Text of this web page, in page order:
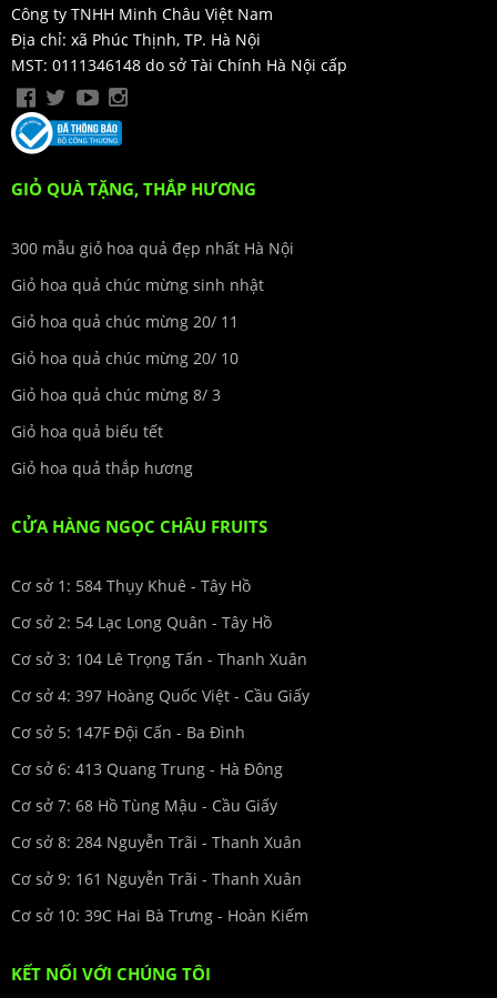
Công ty TNHH Minh Châu Việt Nam
Địa chỉ: xã Phúc Thịnh, TP. Hà Nội
MST: 0111346148 do sở Tài Chính Hà Nội cấp
GIỎ QUÀ TẶNG, THẮP HƯƠNG
300 mẫu giỏ hoa quả đẹp nhất Hà Nội
Giỏ hoa quả chúc mừng sinh nhật
Giỏ hoa quả chúc mừng 20/ 11
Giỏ hoa quả chúc mừng 20/ 10
Giỏ hoa quả chúc mừng 8/ 3
Giỏ hoa quả biếu tết
Giỏ hoa quả thắp hương
CỬA HÀNG NGỌC CHÂU FRUITS
Cơ sở 1: 584 Thụy Khuê - Tây Hồ
Cơ sở 2: 54 Lạc Long Quân - Tây Hồ
Cơ sở 3: 104 Lê Trọng Tấn - Thanh Xuân
Cơ sở 4: 397 Hoàng Quốc Việt - Cầu Giấy
Cơ sở 5: 147F Đội Cấn - Ba Đình
Cơ sở 6: 413 Quang Trung - Hà Đông
Cơ sở 7: 68 Hồ Tùng Mậu - Cầu Giấy
Cơ sở 8: 284 Nguyễn Trãi - Thanh Xuân
Cơ sở 9: 161 Nguyễn Trãi - Thanh Xuân
Cơ sở 10: 39C Hai Bà Trưng - Hoàn Kiếm
KẾT NỐI VỚI CHÚNG TÔI